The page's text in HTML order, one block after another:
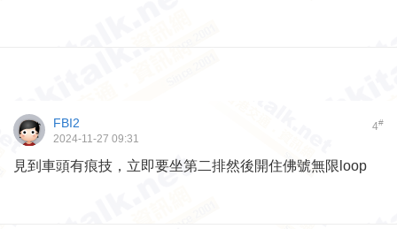
4#
FBI2
2024-11-27 09:31
見到車頭有痕技，立即要坐第二排然後開住佛號無限loop